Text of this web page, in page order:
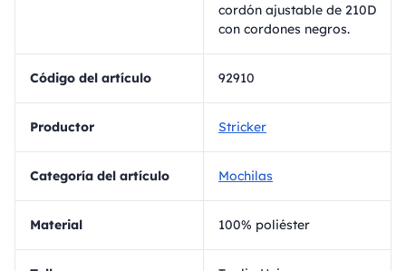
cordón ajustable de 210D
con cordones negros.
Código del artículo 92910
Productor Stricker
Categoría del artículo Mochilas
Material 100% poliéster